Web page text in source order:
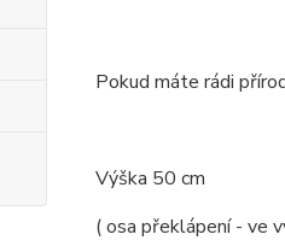
Pokud máte rádi
Výška 50 cm
( osa překlápení - ve